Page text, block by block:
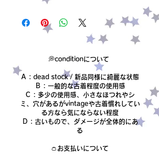
肩幅 30cm
バスト 45cm
素材 表記なし polyesterのような素材で
す。
condition【B】
胸元がヘルシーにあいていて良きです❁
💭conditionについて
Ａ：dead stock / 新品同様に綺麗な状態
Ｂ：一般的な古着程度の使用感
Ｃ：多少の使用感、小さなほつれやシ
ミ、穴があるがvintageや古着慣れしてい
る方なら気にならない程度
Ｄ：古いもので、ダメージが全体的にあ
る​
👛お支払いについて